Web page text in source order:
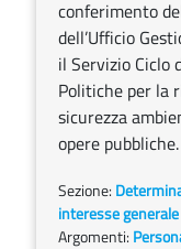
conferimento
dell’Ufficio
il Servizio Ciclo
Politiche per la
sicurezza
opere pubbliche.
Sezione:
interesse generale
Argomenti: